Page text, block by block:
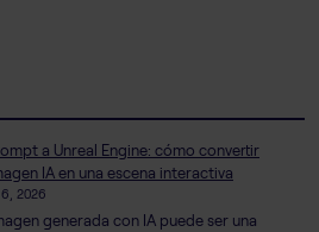
a Unreal Engine: cómo convertir
IA en una escena interactiva
2026
generada con IA puede ser una